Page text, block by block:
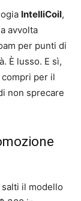
IntelliCoil,
avvolta
per punti di
È lusso. E sì,
per il
non sprecare
salti il ​​modello